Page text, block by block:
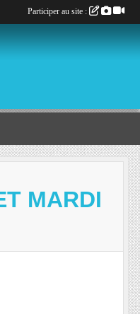
MARDI
Participer au site :